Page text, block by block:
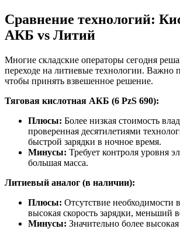
Сравнение технологий:
АКБ vs Литий
Многие складские операторы сегодня
переходе на литиевые технологии. Важно
чтобы принять взвешенное решение.
Тяговая кислотная АКБ (6 PzS 690):
Плюсы: Более низкая стоимость
проверенная десятилетиями
быстрой зарядки в ночное время.
Минусы: Требует контроля уровня
большая масса.
Литиевый аналог (в наличии):
Плюсы: Отсутствие необходимости
высокая скорость зарядки, меньший
Минусы: Значительно более